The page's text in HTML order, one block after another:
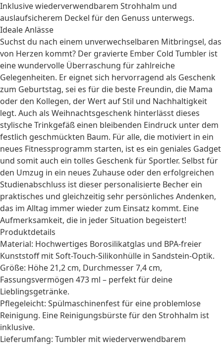
Inklusive wiederverwendbarem Strohhalm und
auslaufsicherem Deckel für den Genuss unterwegs.
Ideale Anlässe
Suchst du nach einem unverwechselbaren Mitbringsel, das
von Herzen kommt? Der gravierte Ember Cold Tumbler ist
eine wundervolle Überraschung für zahlreiche
Gelegenheiten. Er eignet sich hervorragend als Geschenk
zum Geburtstag, sei es für die beste Freundin, die Mama
oder den Kollegen, der Wert auf Stil und Nachhaltigkeit
legt. Auch als Weihnachtsgeschenk hinterlässt dieses
stylische Trinkgefäß einen bleibenden Eindruck unter dem
festlich geschmückten Baum. Für alle, die motiviert in ein
neues Fitnessprogramm starten, ist es ein geniales Gadget
und somit auch ein tolles Geschenk für Sportler. Selbst für
den Umzug in ein neues Zuhause oder den erfolgreichen
Studienabschluss ist dieser personalisierte Becher ein
praktisches und gleichzeitig sehr persönliches Andenken,
das im Alltag immer wieder zum Einsatz kommt. Eine
Aufmerksamkeit, die in jeder Situation begeistert!
Produktdetails
Material: Hochwertiges Borosilikatglas und BPA-freier
Kunststoff mit Soft-Touch-Silikonhülle in Sandstein-Optik.
Größe: Höhe 21,2 cm, Durchmesser 7,4 cm,
Fassungsvermögen 473 ml – perfekt für deine
Lieblingsgetränke.
Pflegeleicht: Spülmaschinenfest für eine problemlose
Reinigung. Eine Reinigungsbürste für den Strohhalm ist
inklusive.
Lieferumfang: Tumbler mit wiederverwendbarem